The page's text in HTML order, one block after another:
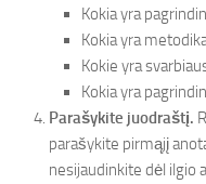
Kokia yra
Kokia yra
Kokie yra
Kokia yra
Parašykite juodraštį.
parašykite pirmąjį
nesijaudinkite dėl ilgio